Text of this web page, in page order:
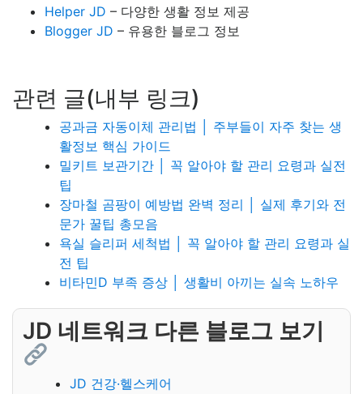
Helper JD – 다양한 생활 정보 제공
Blogger JD – 유용한 블로그 정보
관련 글(내부 링크)
공과금 자동이체 관리법 │ 주부들이 자주 찾는 생
활정보 핵심 가이드
밀키트 보관기간 │ 꼭 알아야 할 관리 요령과 실전
팁
장마철 곰팡이 예방법 완벽 정리 │ 실제 후기와 전
문가 꿀팁 총모음
욕실 슬리퍼 세척법 │ 꼭 알아야 할 관리 요령과 실
전 팁
비타민D 부족 증상 │ 생활비 아끼는 실속 노하우
JD 네트워크 다른 블로그 보기
JD 건강·헬스케어